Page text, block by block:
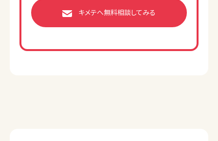
キメテへ無料相談してみる